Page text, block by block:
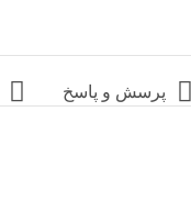
پرسش و پاسخ